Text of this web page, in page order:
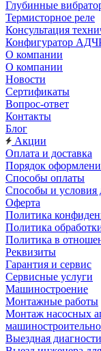
Глубинные
Термисторное реле
Консультация
Конфигуратор
О компании
О компании
Новости
Сертификаты
Вопрос-ответ
Контакты
Блог
Акции
Оплата и доставка
Порядок
Способы оплаты
Способы и условия
Оферта
Политика
Политика
Политика в
Реквизиты
Гарантия и сервис
Сервисные услуги
Машиностроение
Монтажные работы
Монтаж насосных
Выездная